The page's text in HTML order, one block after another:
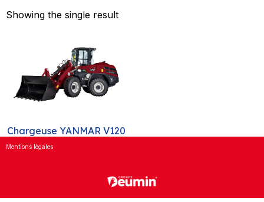
Showing the single result
Chargeuse YANMAR V120
Mentions légales